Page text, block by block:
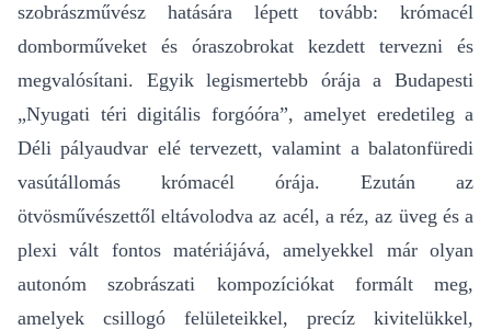
szobrászművész hatására lépett tovább: krómacél
domborműveket és óraszobrokat kezdett tervezni és
megvalósítani. Egyik legismertebb órája a Budapesti
„Nyugati téri digitális forgóóra”, amelyet eredetileg a
Déli pályaudvar elé tervezett, valamint a balatonfüredi
vasútállomás krómacél órája. Ezután az
ötvösművészettől eltávolodva az acél, a réz, az üveg és a
plexi vált fontos matériájává, amelyekkel már olyan
autonóm szobrászati kompozíciókat formált meg,
amelyek csillogó felületeikkel, precíz kivitelükkel,